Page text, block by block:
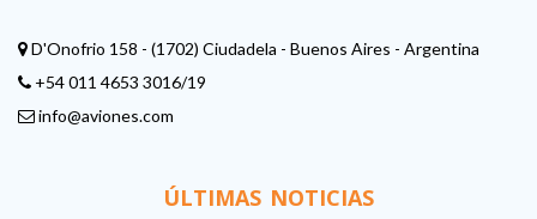
D'Onofrio 158 - (1702) Ciudadela - Buenos Aires - Argentina
+54 011 4653 3016/19
info@aviones.com
ÚLTIMAS NOTICIAS